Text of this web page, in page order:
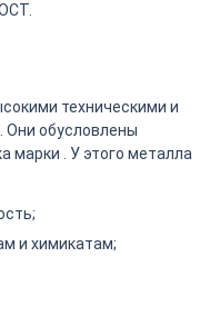
техническими и
Они обусловлены
марки . У этого металла
и химикатам;